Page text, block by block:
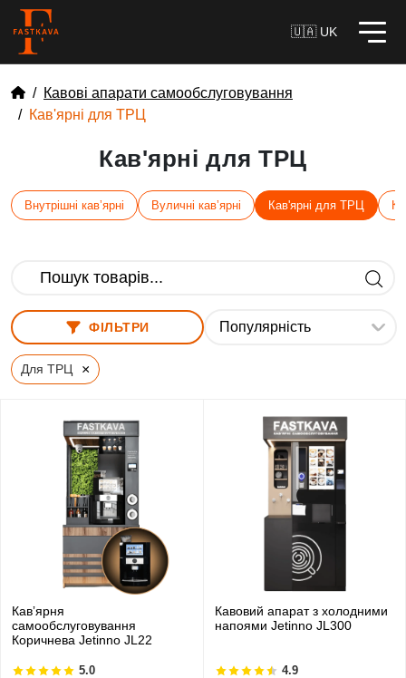
🇺🇦 UK
Кавові апарати самообслуговування
Кав'ярні для ТРЦ
Кав'ярні для ТРЦ
Внутрішні кавʼярні Вуличні кавʼярні Кав'ярні для ТРЦ
ФІЛЬТРИ
Для ТРЦ ×
Кавʼярня
самообслуговування
Коричнева Jetinno JL22
5.0
Кавовий апарат з холодними
напоями Jetinno JL300
4.9